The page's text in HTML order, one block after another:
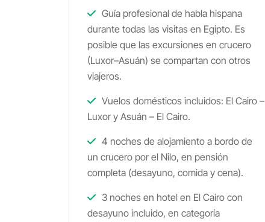
Guía profesional de habla hispana
durante todas las visitas en Egipto. Es
posible que las excursiones en crucero
(Luxor–Asuán) se compartan con otros
viajeros.
Vuelos domésticos incluidos: El Cairo –
Luxor y Asuán – El Cairo.
4 noches de alojamiento a bordo de
un crucero por el Nilo, en pensión
completa (desayuno, comida y cena).
3 noches en hotel en El Cairo con
desayuno incluido, en categoría